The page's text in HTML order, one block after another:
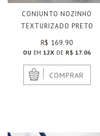
CONJUNTO NOZINHO
TEXTURIZADO PRETO
R$ 169.90
OU EM 12X DE R$ 17.06
COMPRAR